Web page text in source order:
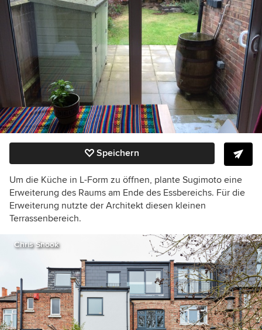
Speichern
Um die Küche in L-Form zu öffnen, plante Sugimoto eine
Erweiterung des Raums am Ende des Essbereichs. Für die
Erweiterung nutzte der Architekt diesen kleinen
Terrassenbereich.
Chris Snook